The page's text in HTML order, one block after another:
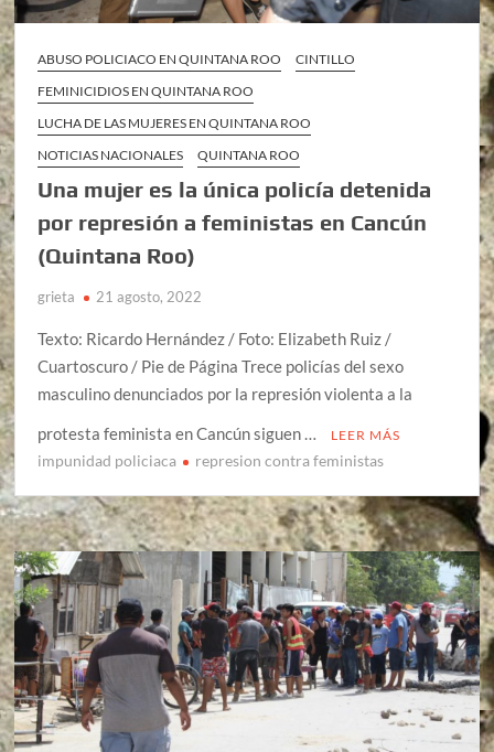
ABUSO POLICIACO EN QUINTANA ROO
CINTILLO
FEMINICIDIOS EN QUINTANA ROO
LUCHA DE LAS MUJERES EN QUINTANA ROO
NOTICIAS NACIONALES
QUINTANA ROO
Una mujer es la única policía detenida
por represión a feministas en Cancún
(Quintana Roo)
grieta 21 agosto, 2022
Texto: Ricardo Hernández / Foto: Elizabeth Ruiz /
Cuartoscuro / Pie de Página Trece policías del sexo
masculino denunciados por la represión violenta a la
protesta feminista en Cancún siguen …
LEER MÁS
impunidad policiaca represion contra feministas